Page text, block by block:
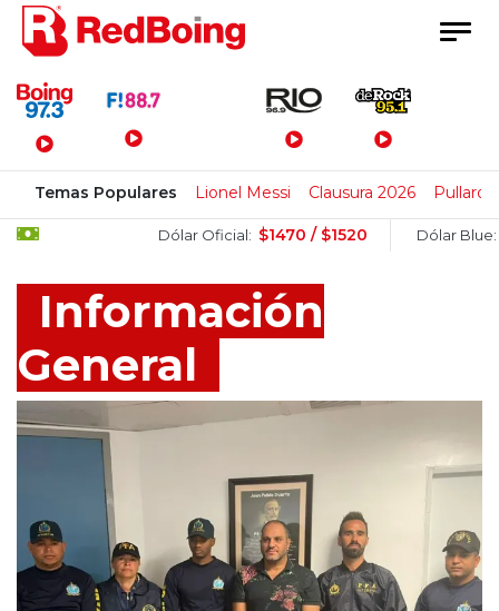
Menú Principal
Temas Populares Lionel Messi Clausura 2026 Pullaro
Dólar Oficial: $1470 / $1520 Dólar Blue: $1505 /
Información
General